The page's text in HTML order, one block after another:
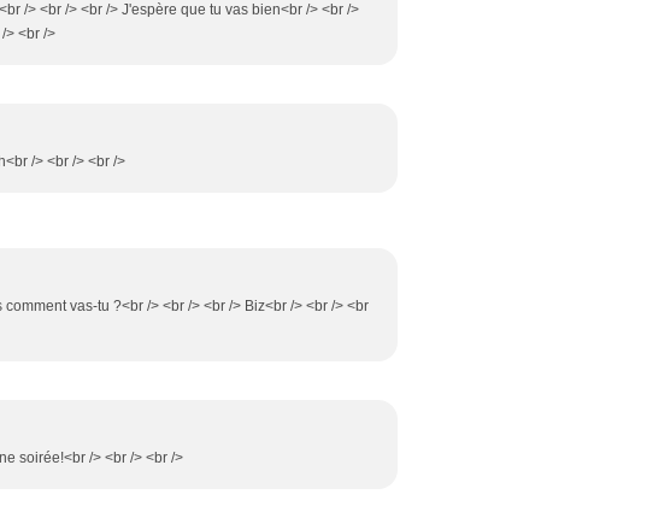
/> <br /> <br /> J'espère que tu vas bien<br /> <br />
> <br />
/> <br /> <br />
vas-tu ?<br /> <br /> <br /> Biz<br /> <br /> <br
soirée!<br /> <br /> <br />